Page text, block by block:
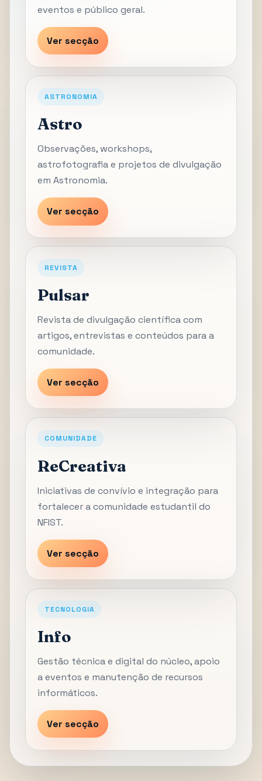
eventos e público geral.
Ver secção
ASTRONOMIA
Astro
Observações, workshops,
astrofotografia e projetos de divulgação
em Astronomia.
Ver secção
REVISTA
Pulsar
Revista de divulgação científica com
artigos, entrevistas e conteúdos para a
comunidade.
Ver secção
COMUNIDADE
ReCreativa
Iniciativas de convívio e integração para
fortalecer a comunidade estudantil do
NFIST.
Ver secção
TECNOLOGIA
Info
Gestão técnica e digital do núcleo, apoio
a eventos e manutenção de recursos
informáticos.
Ver secção